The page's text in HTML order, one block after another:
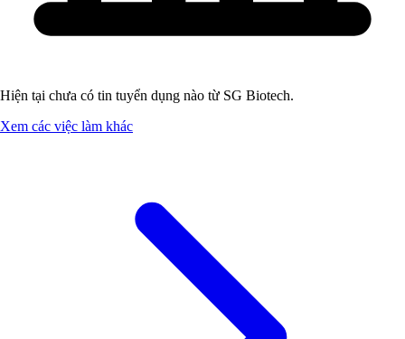
Hiện tại chưa có tin tuyển dụng nào từ SG Biotech.
Xem các việc làm khác